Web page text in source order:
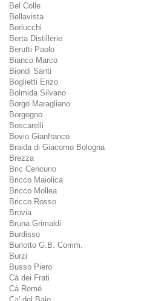
Bel Colle
Bellavista
Berlucchi
Berta Distillerie
Berutti Paolo
Bianco Marco
Biondi Santi
Boglietti Enzo
Bolmida Silvano
Borgo Maragliano
Borgogno
Boscarelli
Bovio Gianfranco
Braida di Giacomo Bologna
Brezza
Bric Cencurio
Bricco Maiolica
Bricco Mollea
Bricco Rosso
Brovia
Bruna Grimaldi
Burdisso
Burlotto G.B. Comm.
Burzi
Busso Piero
Cà dei Frati
Cà Romé